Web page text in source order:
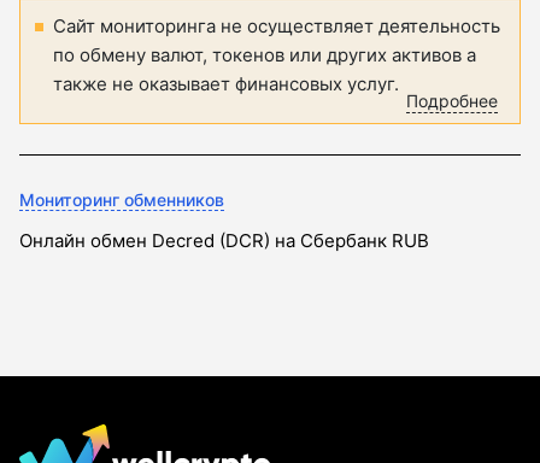
Сайт мониторинга не осуществляет деятельность
по обмену валют, токенов или других активов а
также не оказывает финансовых услуг.
Подробнее
Мониторинг обменников
Онлайн обмен Decred (DCR) на Сбербанк RUB